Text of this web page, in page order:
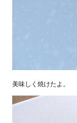
美味しく焼けたよ。